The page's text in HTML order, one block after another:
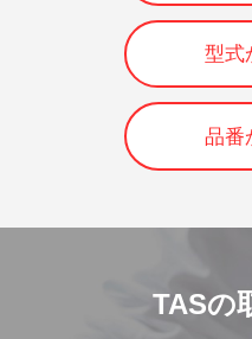
型式
品番
TASの